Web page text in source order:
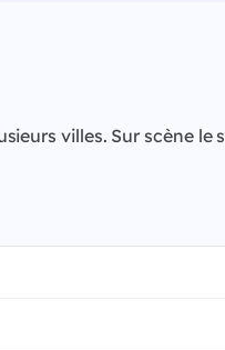
villes. Sur scène le